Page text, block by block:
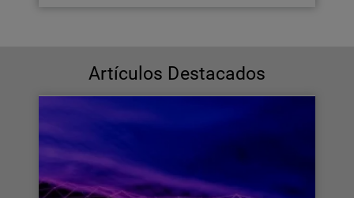
Artículos Destacados